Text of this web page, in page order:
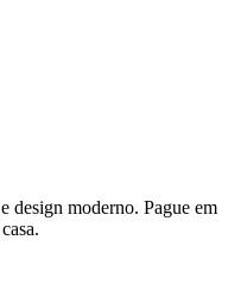
design moderno. Pague em